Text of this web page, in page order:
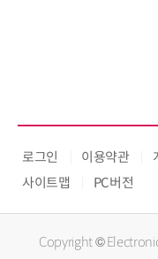
로그인 이용약관
사이트맵
PC버전
Copyright ©